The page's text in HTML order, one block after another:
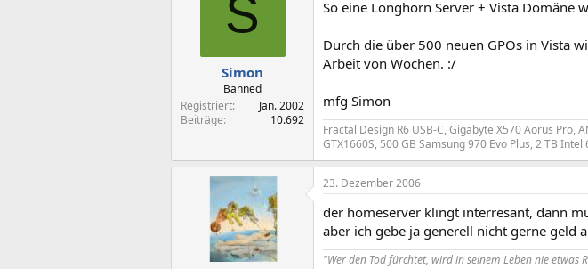
S
Simon
Banned
Registriert
Jan. 2002
Beiträge
10.692
So eine Longhorn Server + Vista Domäne
Durch die über 500 neuen GPOs in Vista
Arbeit von Wochen. :/
mfg Simon
Fractal Design R6 USB-C, Gigabyte X570 Aorus Pro,
GTX1660S, 500 GB Samsung 970 Evo Plus, 2 TB Intel
23. Dezember 2006
der homeserver klingt interresant, dann
aber ich gebe ja generell nicht gerne geld
"Wer den Tod fürchtet, wird in seinem Leben nie etwas